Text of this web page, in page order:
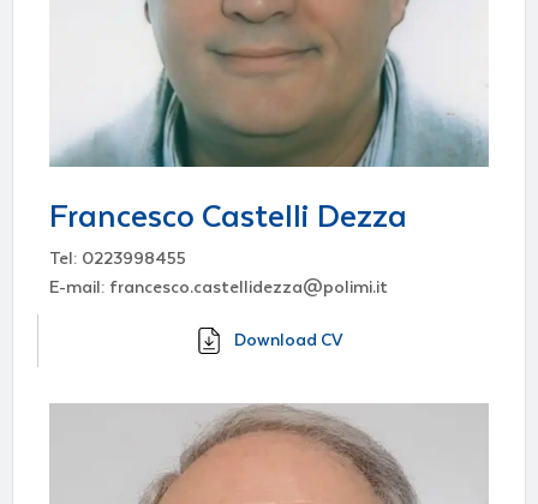
Francesco Castelli Dezza
Tel: 0223998455
E-mail: francesco.castellidezza@polimi.it
Download CV